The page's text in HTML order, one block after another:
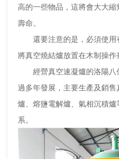
高的一些物品，這將會大大
壽命。
還要注意的是，必須使用
將真空燒結爐放置在木制操作
經營真空速凝爐的洛陽八
過多年發展，主要生產及銷
爐、熔鹽電解爐、氣相沉積
系。